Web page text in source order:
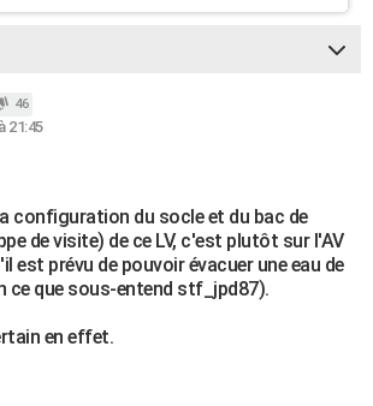
46
21:45
configuration du socle et du bac de
de visite) de ce LV, c'est plutôt sur l'AV
est prévu de pouvoir évacuer une eau de
ce que sous-entend stf_jpd87).
en effet.